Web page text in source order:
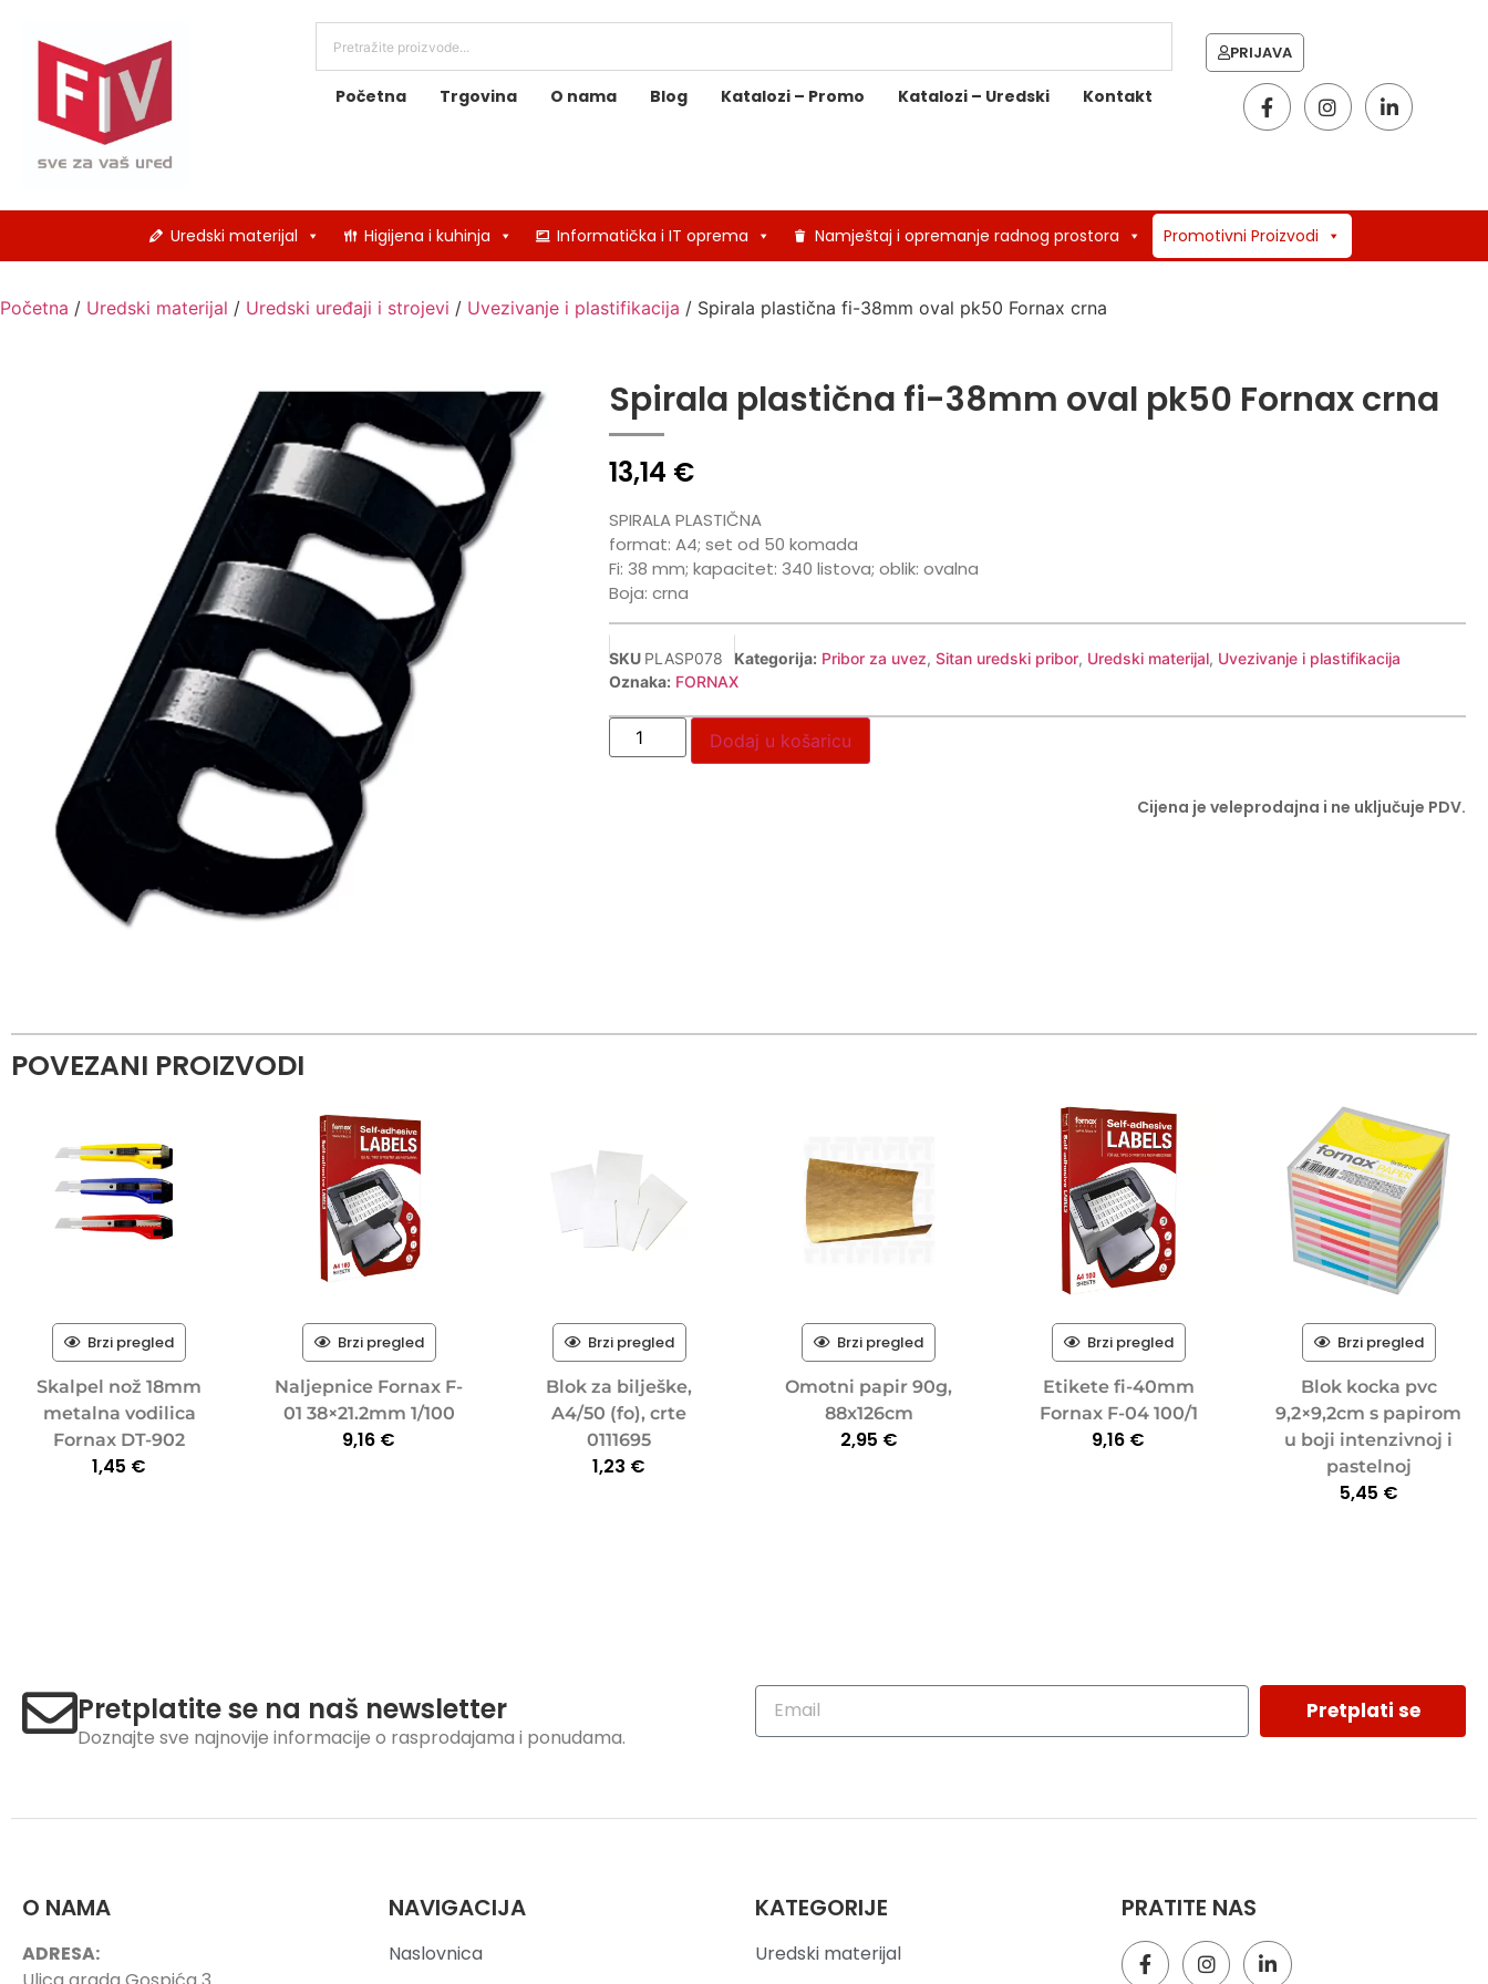
Početna Trgovina O nama Blog Katalozi – Promo Katalozi – Uredski Kontakt
PRIJAVA
Uredski materijal Higijena i kuhinja Informatička i IT oprema Namještaj i opremanje radnog prostora Promotivni Proizvodi
Početna / Uredski materijal / Uredski uređaji i strojevi / Uvezivanje i plastifikacija / Spirala plastična fi-38mm oval pk50 Fornax crna
Spirala plastična fi-38mm oval pk50 Fornax crna
13,14 €
SPIRALA PLASTIČNA
format: A4; set od 50 komada
Fi: 38 mm; kapacitet: 340 listova; oblik: ovalna
Boja: crna
SKU PLASP078 Kategorija: Pribor za uvez, Sitan uredski pribor, Uredski materijal, Uvezivanje i plastifikacija
Oznaka: FORNAX
Dodaj u košaricu
Cijena je veleprodajna i ne uključuje PDV.
POVEZANI PROIZVODI
Brzi pregled
Skalpel nož 18mm
metalna vodilica
Fornax DT-902
1,45 €
Brzi pregled
Naljepnice Fornax F-
01 38×21.2mm 1/100
9,16 €
Brzi pregled
Blok za bilješke,
A4/50 (fo), crte
0111695
1,23 €
Brzi pregled
Omotni papir 90g,
88x126cm
2,95 €
Brzi pregled
Etikete fi-40mm
Fornax F-04 100/1
9,16 €
Brzi pregled
Blok kocka pvc
9,2×9,2cm s papirom
u boji intenzivnoj i
pastelnoj
5,45 €
Pretplatite se na naš newsletter
Doznajte sve najnovije informacije o rasprodajama i ponudama.
Pretplati se
O NAMA
ADRESA:
NAVIGACIJA
Naslovnica
KATEGORIJE
Uredski materijal
PRATITE NAS